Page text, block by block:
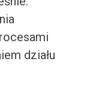
działu